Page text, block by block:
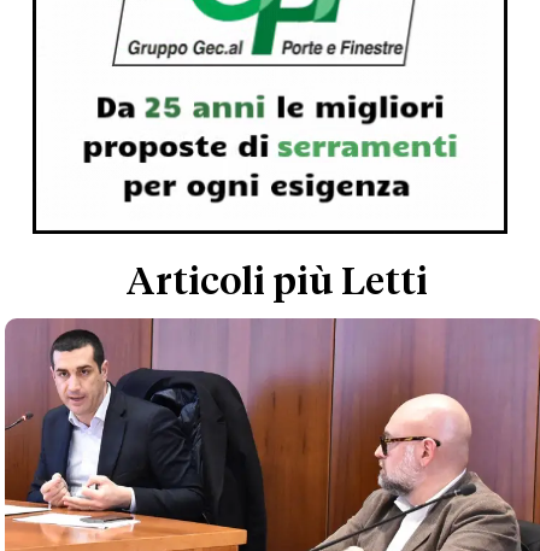
Articoli più Letti